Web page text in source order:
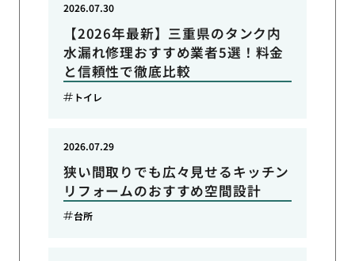
【2026年最新】三重県のタンク内
水漏れ修理おすすめ業者5選！料金
と信頼性で徹底比較
2026.07.30
トイレ
狭い間取りでも広々見せるキッチン
リフォームのおすすめ空間設計
2026.07.29
台所